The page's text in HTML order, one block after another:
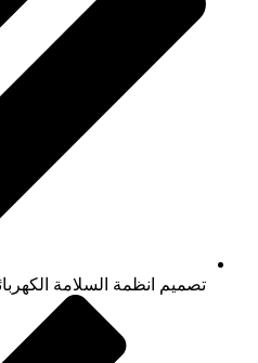
تصميم انظمة السلامة